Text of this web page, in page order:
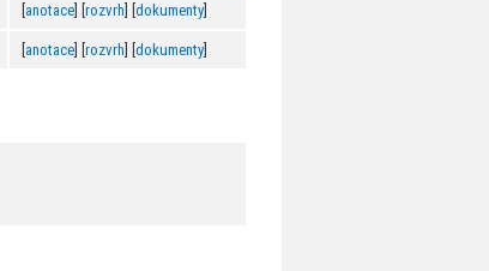
anotace rozvrh dokumenty
anotace rozvrh dokumenty